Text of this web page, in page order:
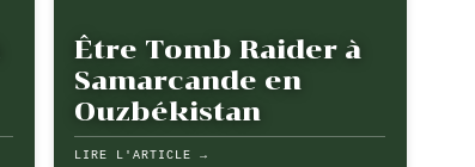
Être Tomb Raider à
Samarcande en
Ouzbékistan
LIRE L'ARTICLE →